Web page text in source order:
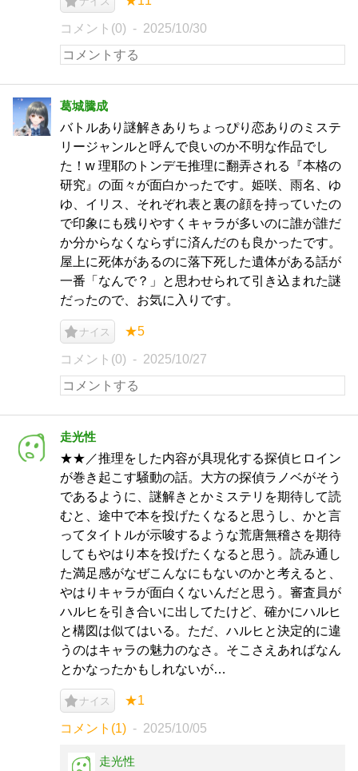
コメント(0) 2025/10/30
葛城騰成
バトルあり謎解きありちょっぴり恋ありのミステ
リージャンルと呼んで良いのか不明な作品でし
た！w 理耶のトンデモ推理に翻弄される『本格の
研究』の面々が面白かったです。姫咲、雨名、ゆ
ゆ、イリス、それぞれ表と裏の顔を持っていたの
で印象にも残りやすくキャラが多いのに誰が誰だ
か分からなくならずに済んだのも良かったです。
屋上に死体があるのに落下死した遺体がある話が
一番「なんで？」と思わせられて引き込まれた謎
だったので、お気に入りです。
ナイス ★5
コメント(0) 2025/10/27
走光性
★★／推理をした内容が具現化する探偵ヒロイン
が巻き起こす騒動の話。大方の探偵ラノベがそう
であるように、謎解きとかミステリを期待して読
むと、途中で本を投げたくなると思うし、かと言
ってタイトルが示唆するような荒唐無稽さを期待
してもやはり本を投げたくなると思う。読み通し
た満足感がなぜこんなにもないのかと考えると、
やはりキャラが面白くないんだと思う。審査員が
ハルヒを引き合いに出してたけど、確かにハルヒ
と構図は似てはいる。ただ、ハルヒと決定的に違
うのはキャラの魅力のなさ。そこさえあればなん
とかなったかもしれないが…
ナイス ★1
コメント(1) 2025/10/05
走光性